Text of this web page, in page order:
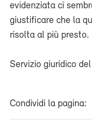
evidenziata ci
giustificare che la
risolta al più presto.
Servizio giuridico
Condividi la pagina: